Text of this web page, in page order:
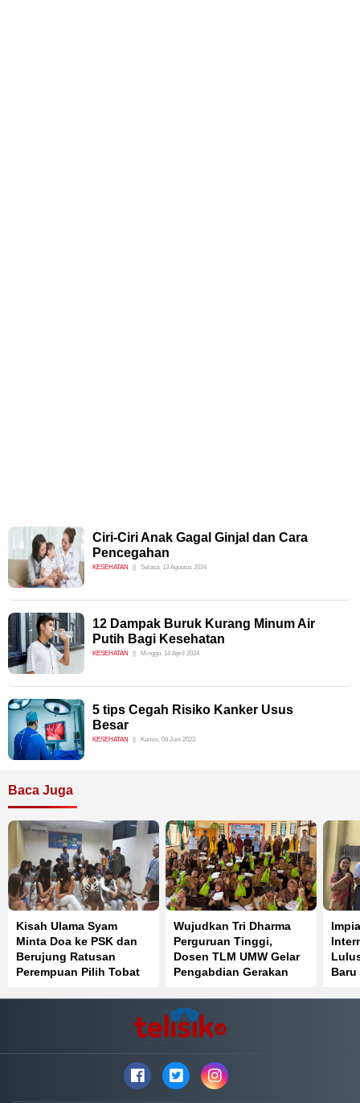
Ciri-Ciri Anak Gagal Ginjal dan Cara
Pencegahan
KESEHATAN Selasa, 13 Agustus 2024
12 Dampak Buruk Kurang Minum Air
Putih Bagi Kesehatan
KESEHATAN Minggu, 14 April 2024
5 tips Cegah Risiko Kanker Usus
Besar
KESEHATAN Kamis, 08 Juni 2023
Baca Juga
Kisah Ulama Syam
Minta Doa ke PSK dan
Berujung Ratusan
Perempuan Pilih Tobat
Wujudkan Tri Dharma
Perguruan Tinggi,
Dosen TLM UMW Gelar
Pengabdian Gerakan
Muara Sampara
Baru